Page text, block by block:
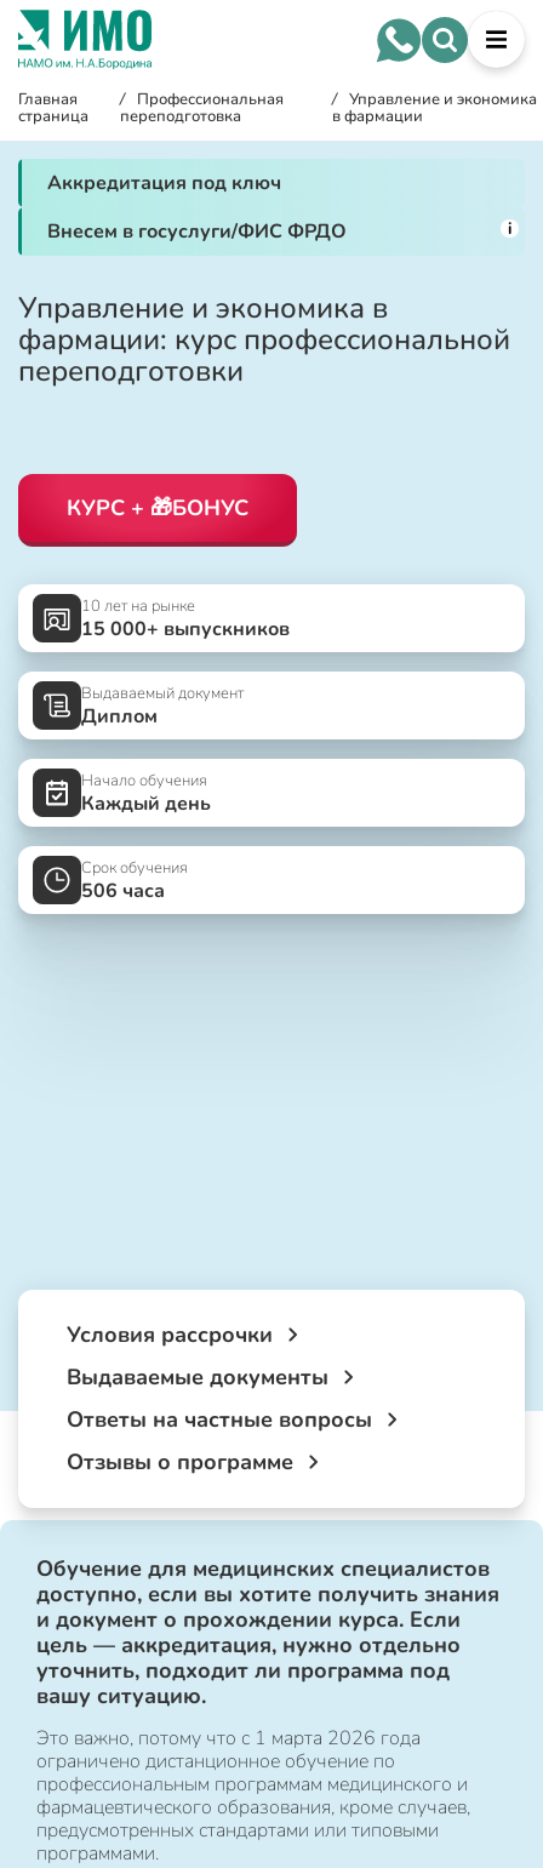
Главная
страница
/ Профессиональная
переподготовка
/ Управление и экономика
в фармации
Аккредитация под ключ
Внесем в госуслуги/ФИС ФРДО
i
Управление и экономика в
фармации: курс профессиональной
переподготовки
КУРС + 🎁БОНУС
10 лет на рынке
15 000+ выпускников
Выдаваемый документ
Диплом
Начало обучения
Каждый день
Срок обучения
506 часа
Условия рассрочки
Выдаваемые документы
Ответы на частные вопросы
Отзывы о программе
Обучение для медицинских специалистов
доступно, если вы хотите получить знания
и документ о прохождении курса. Если
цель — аккредитация, нужно отдельно
уточнить, подходит ли программа под
вашу ситуацию.
Это важно, потому что с 1 марта 2026 года
ограничено дистанционное обучение по
профессиональным программам медицинского и
фармацевтического образования, кроме случаев,
предусмотренных стандартами или типовыми
программами.